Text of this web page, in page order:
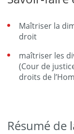
Maîtriser la
droit
maîtriser les
(Cour de
droits de
Résumé de